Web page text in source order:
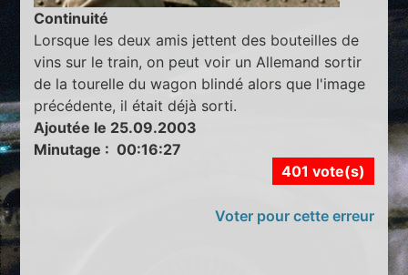
Continuité
Lorsque les deux amis jettent des bouteilles de
vins sur le train, on peut voir un Allemand sortir
de la tourelle du wagon blindé alors que l'image
précédente, il était déjà sorti.
Ajoutée le 25.09.2003
Minutage : 00:16:27
401 vote(s)
Voter pour cette erreur